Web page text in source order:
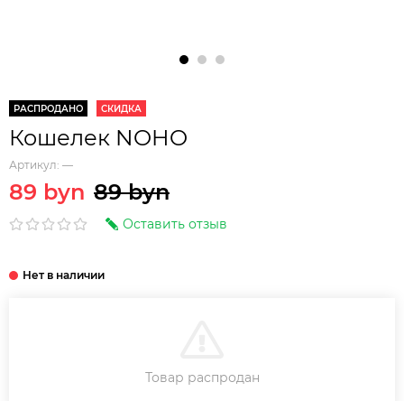
РАСПРОДАНО СКИДКА
Кошелек NOHO
Артикул: —
89 byn 89 byn
Оставить отзыв
Товар распродан